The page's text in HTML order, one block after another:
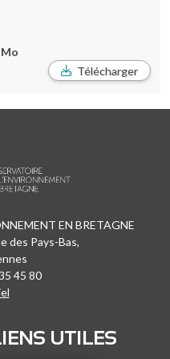
Télécharger
EN BRETAGNE
des Pays-Bas,
45 80
UTILES